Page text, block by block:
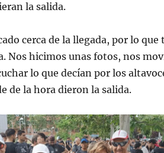
la salida.
cerca de la llegada, por lo
Nos hicimos unas fotos, nos
lo que decían por los
de la hora dieron la salida.